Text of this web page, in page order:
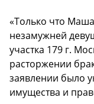
«Только что
незамужней
участка 179 г.
расторжении
заявлении было
имущества и